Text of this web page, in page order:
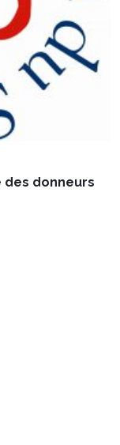
des donneurs